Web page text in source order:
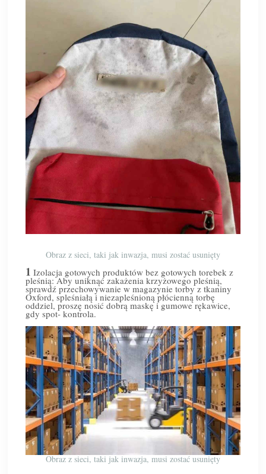
Obraz z sieci, taki jak inwazja, musi zostać usunięty
1 Izolacja gotowych produktów bez gotowych torebek z
pleśnią: Aby uniknąć zakażenia krzyżowego pleśnią,
sprawdź przechowywanie w magazynie torby z tkaniny
Oxford, spleśniałą i niezapleśnioną płócienną torbę
oddziel, proszę nosić dobrą maskę i gumowe rękawice,
gdy spot- kontrola.
Obraz z sieci, taki jak inwazja, musi zostać usunięty